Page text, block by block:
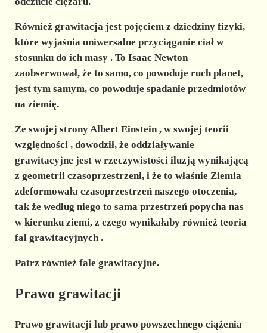
Również grawitacja jest pojęciem z dziedziny fizyki,
które wyjaśnia uniwersalne przyciąganie ciał w
stosunku do ich masy. To Isaac Newton
zaobserwował, że to samo, co powoduje ruch planet,
jest tym samym, co powoduje spadanie przedmiotów
na ziemię.
Ze swojej strony Albert Einstein, w swojej teorii
względności , dowodził, że oddziaływanie
grawitacyjne jest w rzeczywistości iluzją wynikającą
z geometrii czasoprzestrzeni, i że to właśnie Ziemia
zdeformowała czasoprzestrzeń naszego otoczenia,
tak że według niego to sama przestrzeń popycha nas
w kierunku ziemi, z czego wynikałaby również teoria
fal grawitacyjnych.
Patrz również fale grawitacyjne.
Prawo grawitacji
Prawo grawitacji lub prawo powszechnego ciążenia